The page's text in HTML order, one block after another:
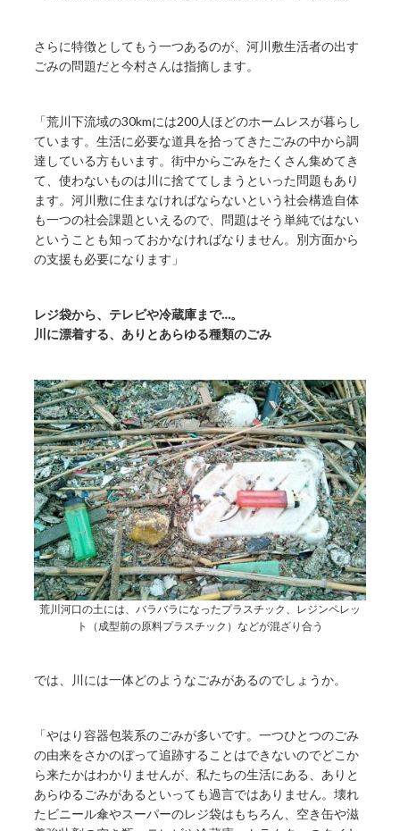
さらに特徴としてもう一つあるのが、河川敷生活者の出す
ごみの問題だと今村さんは指摘します。
「荒川下流域の30kmには200人ほどのホームレスが暮らし
ています。生活に必要な道具を拾ってきたごみの中から調
達している方もいます。街中からごみをたくさん集めてき
て、使わないものは川に捨ててしまうといった問題もあり
ます。河川敷に住まなければならないという社会構造自体
も一つの社会課題といえるので、問題はそう単純ではない
ということも知っておかなければなりません。別方面から
の支援も必要になります」
レジ袋から、テレビや冷蔵庫まで…。
川に漂着する、ありとあらゆる種類のごみ
荒川河口の土には、バラバラになったプラスチック、レジンペレッ
ト（成型前の原料プラスチック）などが混ざり合う
では、川には一体どのようなごみがあるのでしょうか。
「やはり容器包装系のごみが多いです。一つひとつのごみ
の由来をさかのぼって追跡することはできないのでどこか
ら来たかはわかりませんが、私たちの生活にある、ありと
あらゆるごみがあるといっても過言ではありません。壊れ
たビニール傘やスーパーのレジ袋はもちろん、空き缶や滋